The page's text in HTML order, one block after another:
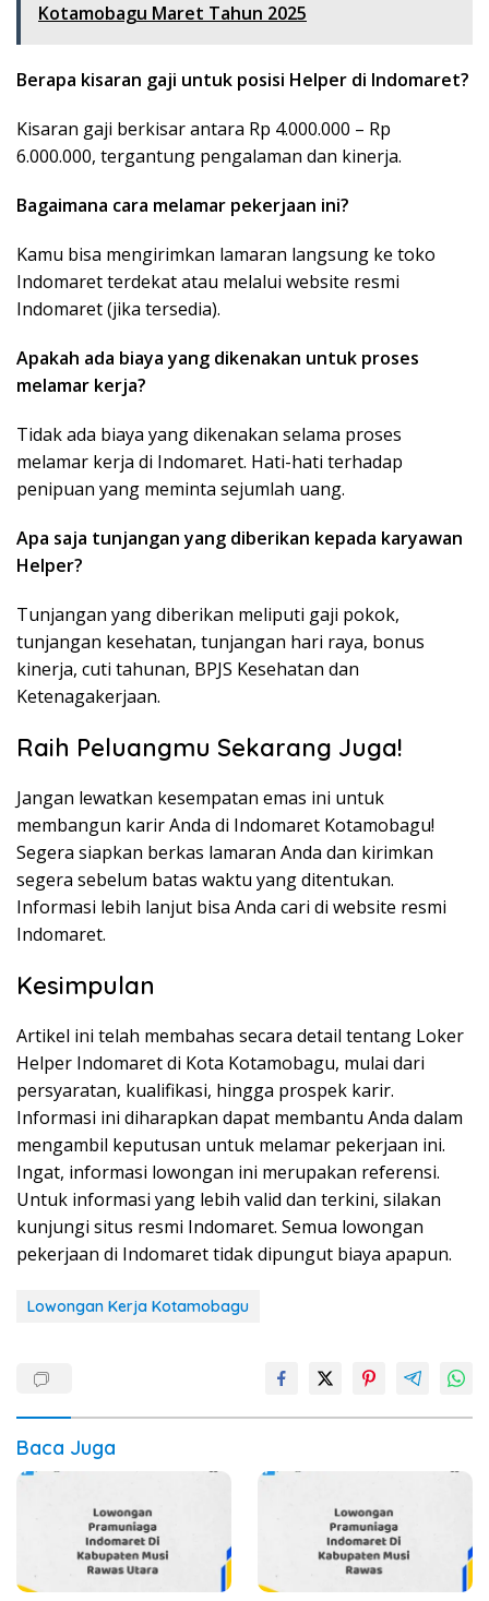
Kotamobagu Maret Tahun 2025
Berapa kisaran gaji untuk posisi Helper di Indomaret?
Kisaran gaji berkisar antara Rp 4.000.000 – Rp
6.000.000, tergantung pengalaman dan kinerja.
Bagaimana cara melamar pekerjaan ini?
Kamu bisa mengirimkan lamaran langsung ke toko
Indomaret terdekat atau melalui website resmi
Indomaret (jika tersedia).
Apakah ada biaya yang dikenakan untuk proses
melamar kerja?
Tidak ada biaya yang dikenakan selama proses
melamar kerja di Indomaret. Hati-hati terhadap
penipuan yang meminta sejumlah uang.
Apa saja tunjangan yang diberikan kepada karyawan
Helper?
Tunjangan yang diberikan meliputi gaji pokok,
tunjangan kesehatan, tunjangan hari raya, bonus
kinerja, cuti tahunan, BPJS Kesehatan dan
Ketenagakerjaan.
Raih Peluangmu Sekarang Juga!
Jangan lewatkan kesempatan emas ini untuk
membangun karir Anda di Indomaret Kotamobagu!
Segera siapkan berkas lamaran Anda dan kirimkan
segera sebelum batas waktu yang ditentukan.
Informasi lebih lanjut bisa Anda cari di website resmi
Indomaret.
Kesimpulan
Artikel ini telah membahas secara detail tentang Loker
Helper Indomaret di Kota Kotamobagu, mulai dari
persyaratan, kualifikasi, hingga prospek karir.
Informasi ini diharapkan dapat membantu Anda dalam
mengambil keputusan untuk melamar pekerjaan ini.
Ingat, informasi lowongan ini merupakan referensi.
Untuk informasi yang lebih valid dan terkini, silakan
kunjungi situs resmi Indomaret. Semua lowongan
pekerjaan di Indomaret tidak dipungut biaya apapun.
Lowongan Kerja Kotamobagu
Baca Juga